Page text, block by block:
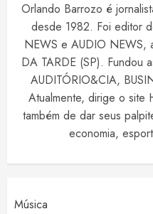
Orlando Barrozo é
desde 1982. Foi editor
NEWS e AUDIO NEWS,
DA TARDE (SP). Fundou
AUDITÓRIO&CIA,
Atualmente, dirige o site
também de dar seus
economia,
Música